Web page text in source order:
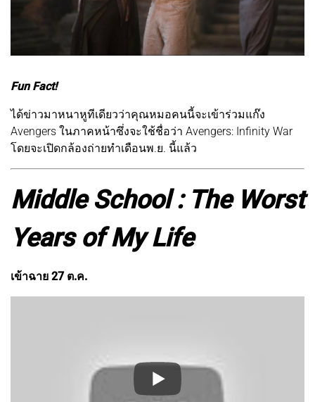
Fun Fact!
ได้ข่าวมาหนาหูทีเดียวว่าคุณหมอคนนี้จะเข้าร่วมแก๊ง
Avengers ในภาคหน้าซึ่งจะใช้ชื่อว่า Avengers: Infinity War
โดยจะเปิดกล้องถ่ายทำเดือนพ.ย. นี้แล้ว
Middle School : The Worst
Years of My Life
เข้าฉาย 27 ต.ค.